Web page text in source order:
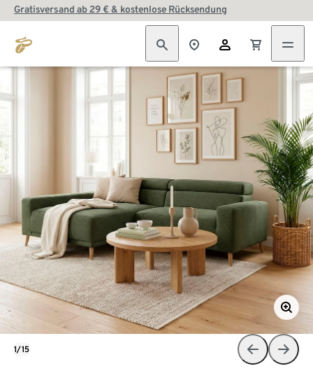
Gratisversand ab 29 € & kostenlose Rücksendung
1/15